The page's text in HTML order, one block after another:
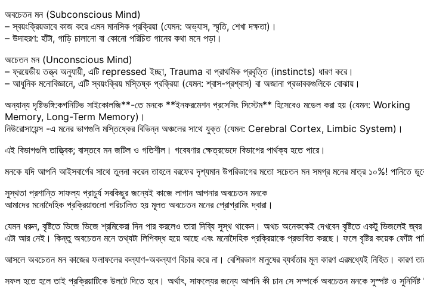
অবচেতন মন (Subconscious Mind)
– স্বয়ংক্রিয়ভাবে কাজ করে এমন মানসিক প্রক্রিয়া (যেমন: অভ্যাস, স্মৃতি, শেখা দক্ষতা)।
– উদাহরণ: হাঁটা, গাড়ি চালানো বা কোনো পরিচিত গানের কথা মনে পড়া।
অচেতন মন (Unconscious Mind)
– ফ্রয়েডীয় তত্ত্ব অনুযায়ী, এটি repressed ইচ্ছা, Trauma বা প্রাথমিক প্রবৃত্তি (instincts) ধারণ করে।
– আধুনিক মনোবিজ্ঞানে, এটি স্বয়ংক্রিয় মস্তিষ্ক প্রক্রিয়া (যেমন: শ্বাস-প্রশ্বাস) বা অজানা প্রভাবকগুলিকে বোঝায়।
অন্যান্য দৃষ্টিভঙ্গি:কগনিটিভ সাইকোলজি**-তে মনকে **ইনফরমেশন প্রসেসিং সিস্টেম** হিসেবেও মডেল করা হয় (যেমন: Working
Memory, Long-Term Memory)।
নিউরোসায়েন্স -এ মনের ভাগগুলি মস্তিষ্কের বিভিন্ন অঞ্চলের সাথে যুক্ত (যেমন: Cerebral Cortex, Limbic System)।
এই বিভাগগুলি তাত্ত্বিক; বাস্তবে মন জটিল ও গতিশীল। গবেষণার ক্ষেত্রভেদে বিভাগের পার্থক্য হতে পারে।
মনকে যদি আপনি আইসবার্গের সাথে তুলনা করেন তাহলে বরফের দৃশ্যমান উপরিভাগের মতো সচেতন মন সমগ্র মনের মাত্র ১০%!
সুস্থতা প্রশান্তি সাফল্য প্রাচুর্য সবকিছুর জন্যেই কাজে লাগান আপনার অবচেতন মনকে
আমাদের মনোদৈহিক প্রক্রিয়াগুলো পরিচালিত হয় মূলত অবচেতন মনের প্রোগ্রামিং দ্বারা।
যেমন ধরুন, বৃষ্টিতে ভিজে ভিজে শ্রমিকেরা দিন পার করলেও তারা দিব্যি সুস্থ থাকেন। অথচ অনেককেই দেখবেন বৃষ্টিতে একটু ভিজলেই
এটা আর নেই। কিন্তু অবচেতন মনে তথ্যটা লিপিবদ্ধ হয়ে আছে এবং মনোদৈহিক প্রক্রিয়াকে প্রভাবিত করছে। ফলে বৃষ্টির কয়েক ফোঁটা
আসলে অবচেতন মন কাজের ফলাফলের কল্যাণ-অকল্যাণ বিচার করে না। বেশিরভাগ মানুষের ব্যর্থতার মূল কারণ এরমধ্যেই নিহিত। কারণ
সফল হতে হলে তাই প্রক্রিয়াটিকে উলটে দিতে হবে। অর্থাৎ, সাফল্যের জন্যে আপনি কী চান সে সম্পর্কে অবচেতন মনকে সুস্পষ্ট ও